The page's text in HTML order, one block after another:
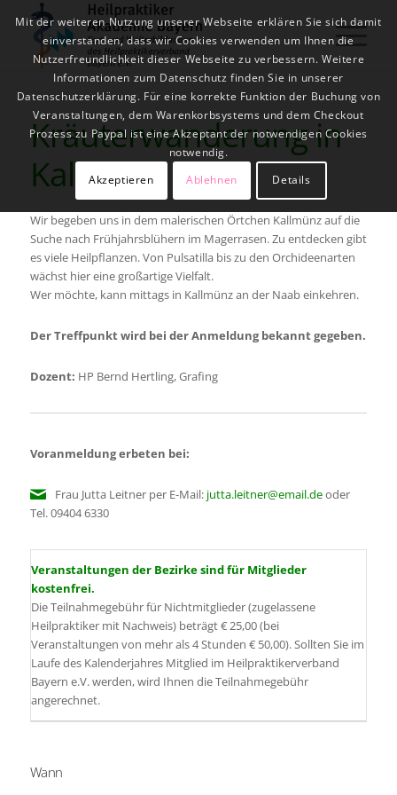
Kräuterwanderung in
Kallmünz
Wir begeben uns in dem malerischen Örtchen Kallmünz auf die
Suche nach Frühjahrsblühern im Magerrasen. Zu entdecken gibt
es viele Heilpflanzen. Von Pulsatilla bis zu den Orchideenarten
wächst hier eine großartige Vielfalt.
Wer möchte, kann mittags in Kallmünz an der Naab einkehren.
Der Treffpunkt wird bei der Anmeldung bekannt gegeben.
Dozent: HP Bernd Hertling, Grafing
Voranmeldung erbeten bei:
Frau Jutta Leitner per E-Mail: jutta.leitner@email.deoder
Tel. 09404 6330
Veranstaltungen der Bezirke sind für Mitglieder
kostenfrei.
Die Teilnahmegebühr für Nichtmitglieder (zugelassene
Heilpraktiker mit Nachweis) beträgt € 25,00 (bei
Veranstaltungen von mehr als 4 Stunden € 50,00). Sollten Sie im
Laufe des Kalenderjahres Mitglied im Heilpraktikerverband
Bayern e.V. werden, wird Ihnen die Teilnahmegebühr
angerechnet.
Wann
Mit der weiteren Nutzung unserer Webseite erklären Sie sich damit
einverstanden, dass wir Cookies verwenden um Ihnen die
Nutzerfreundlichkeit dieser Webseite zu verbessern. Weitere
Informationen zum Datenschutz finden Sie in unserer
Datenschutzerklärung. Für eine korrekte Funktion der Buchung von
Veranstaltungen, dem Warenkorbsystems und dem Checkout
Prozess zu Paypal ist eine Akzeptant der notwendigen Cookies
notwendig.
Akzeptieren
Ablehnen Details